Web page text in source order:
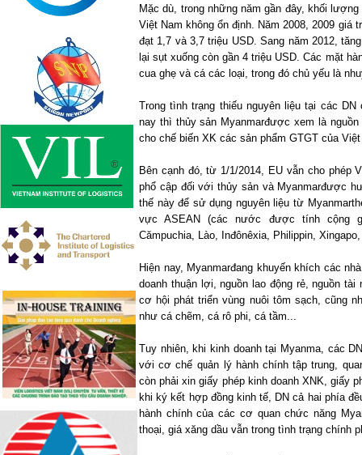
Mặc dù, trong những năm gần đây, khối
Việt Nam không ổn định. Năm 2008, 2009
đạt 1,7 và 3,7 triệu USD. Sang năm 2012,
lại sụt xuống còn gần 4 triệu USD. Các mặt
cua ghẹ và cá các loại, trong đó chủ yếu là
Trong tình trạng thiếu nguyên liệu tại các
nay thì thủy sản Myanmarđược xem là
cho chế biến XK các sản phẩm GTGT của
Bên cạnh đó, từ 1/1/2014, EU vẫn cho phép
phổ cập đối với thủy sản và Myanmarđược
thế này để sử dụng nguyên liệu từ
vực ASEAN (các nước được tính
Cămpuchia, Lào, Inđônêxia, Philippin,
Hiện nay, Myanmarđang khuyến khích các
doanh thuận lợi, nguồn lao động rẻ, nguồn
cơ hội phát triển vùng nuôi tôm sạch, cũng
như cá chẽm, cá rô phi, cá tầm...
Tuy nhiên, khi kinh doanh tại Myanma, các
với cơ chế quản lý hành chính tập trung,
còn phải xin giấy phép kinh doanh XNK, giấy
khi ký kết hợp đồng kinh tế, DN cả hai phía
hành chính của các cơ quan chức năng
thoại, giá xăng dầu vẫn trong tình trạng chính